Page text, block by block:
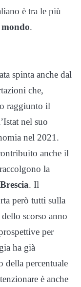
è tra le più
mondo.
spinta anche dal
che,
raggiunto il
nel suo
nel 2021.
anche il
la
. Il
però tutti sulla
scorso anno
per
ha già
della percentuale
è anche